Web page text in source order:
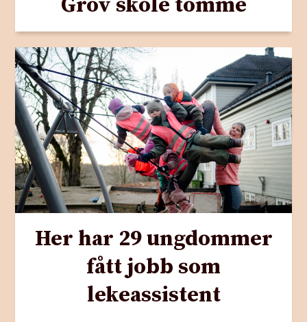
Her har 29 ungdommer
fått jobb som
lekeassistent